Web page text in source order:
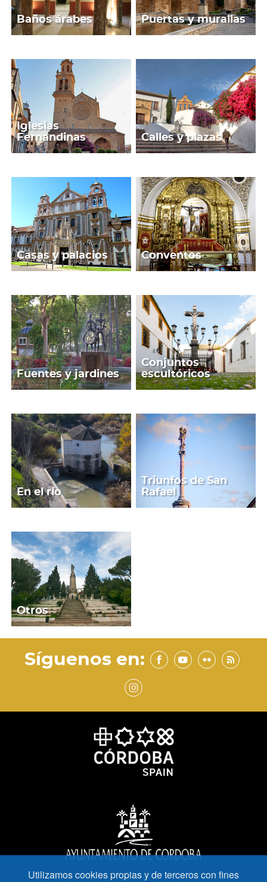
Baños árabes Puertas y murallas
Iglesias
Fernandinas
Calles y plazas
Casas y palacios Conventos
Fuentes y jardines
Conjuntos
escultóricos
En el río
Triunfos de San
Rafael
Otros
Síguenos en:
Utilizamos cookies propias y de terceros con fines